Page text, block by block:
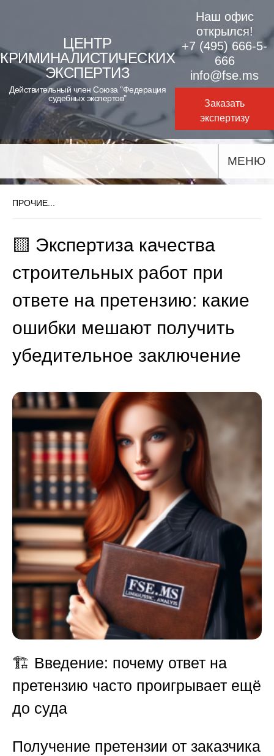
content
ЦЕНТР
КРИМИНАЛИСТИЧЕСКИХ
ЭКСПЕРТИЗ
Действительный член Союза "Федерация
судебных экспертов"
Наш офис
открылся!
+7 (495) 666-5-
666
info@fse.ms
Заказать
экспертизу
МЕНЮ
ПРОЧИЕ...
🟨 Экспертиза качества
строительных работ при
ответе на претензию: какие
ошибки мешают получить
убедительное заключение
🏗️ Введение: почему ответ на
претензию часто проигрывает ещё
до суда
Получение претензии от заказчика